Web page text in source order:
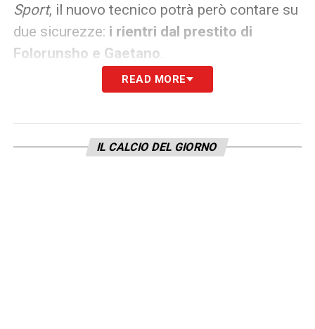
Sport, il nuovo tecnico potrà però contare su
due sicurezze: i rientri dal prestito di
Folorunsho e Gaetano
Il trequartista romano ha fatto4 gol e un
Gaetano alCagliariha segnato 3
READ MORE
IL CALCIO DEL GIORNO